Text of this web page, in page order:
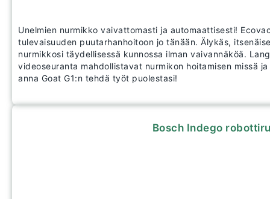
Unelmien nurmikko vaivattomasti ja automaattisesti!
tulevaisuuden puutarhanhoitoon jo tänään. Älykäs,
nurmikkosi täydellisessä kunnossa ilman vaivannäköä.
videoseuranta mahdollistavat nurmikon hoitamisen missä
anna Goat G1:n tehdä työt puolestasi!
Bosch Indego